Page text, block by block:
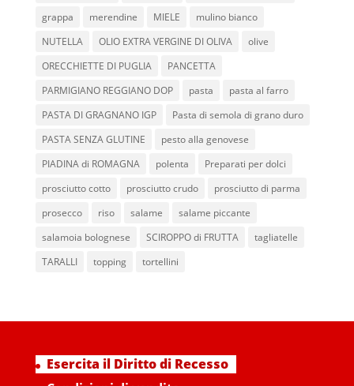
grappa
merendine MIELE
mulino bianco
NUTELLA
OLIO EXTRA VERGINE DI OLIVA
olive
ORECCHIETTE DI PUGLIA
PANCETTA
PARMIGIANO REGGIANO DOP
pasta
pasta al farro
PASTA DI GRAGNANO IGP
Pasta di semola di grano duro
PASTA SENZA GLUTINE
pesto alla genovese
PIADINA di ROMAGNA
polenta
Preparati per dolci
prosciutto cotto
prosciutto crudo
prosciutto di parma
prosecco
riso salame
salame piccante
salamoia bolognese
SCIROPPO di FRUTTA
tagliatelle
TARALLI
topping tortellini
Esercita il Diritto di Recesso